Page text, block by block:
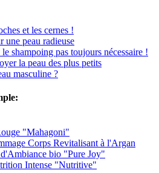
et les cernes !
une peau radieuse
shampoing pas toujours nécessaire !
la peau des plus petits
masculine ?
"Mahagoni"
Corps Revitalisant à l'Argan
bio "Pure Joy"
Intense "Nutritive"